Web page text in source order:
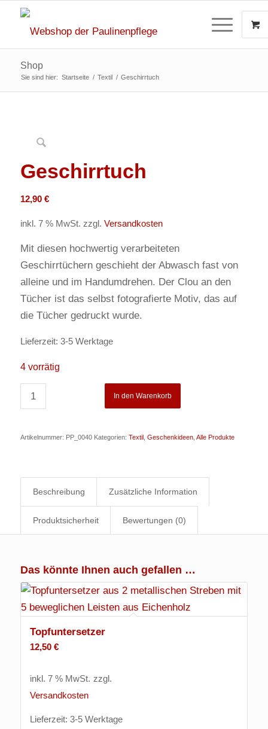
Shop
Sie sind hier: Startseite / Textil / Geschirrtuch
Geschirrtuch
12,90 €
inkl. 7 % MwSt. zzgl. Versandkosten
Mit diesen hochwertig verarbeiteten
Geschirrtüchern geschieht der Abwasch fast von
alleine und im Handumdrehen. Der Clou an den
Tücher ist das selbst fotografierte Motiv, das auf
die Tücher gedruckt wurde.
Lieferzeit: 3-5 Werktage
4 vorrätig
In den Warenkorb
Artikelnummer: PP_0040 Kategorien: Textil , Geschenkideen, Alle Produkte
Beschreibung Zusätzliche Information
Produktsicherheit Bewertungen (0)
Das könnte Ihnen auch gefallen …
Topfuntersetzer
12,50 €
inkl. 7 % MwSt. zzgl.
Versandkosten
Lieferzeit: 3-5 Werktage